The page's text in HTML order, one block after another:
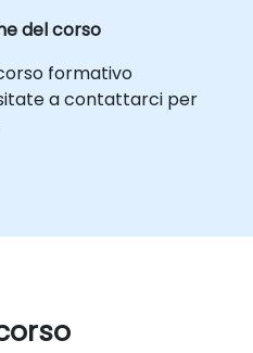
del corso
formativo
a contattarci per